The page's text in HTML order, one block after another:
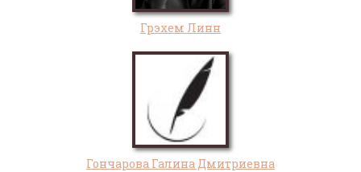
Грэхем Линн
Гончарова Галина Дмитриевна